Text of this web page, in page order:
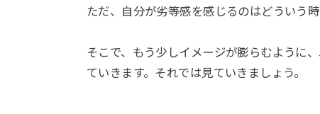
ただ、自分が劣等感を感じるのはどういう
そこで、もう少しイメージが膨らむように
ていきます。それでは見ていきましょう。